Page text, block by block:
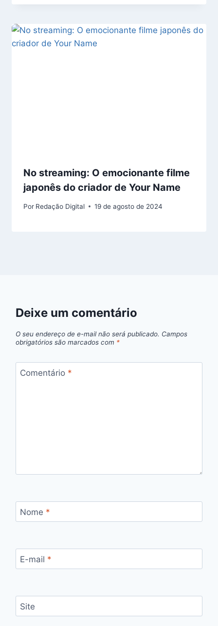
No streaming: O emocionante filme
japonês do criador de Your Name
Por Redação Digital 19 de agosto de 2024
Deixe um comentário
O seu endereço de e-mail não será publicado. Campos
obrigatórios são marcados com *
Comentário *
Nome *
E-mail *
Site